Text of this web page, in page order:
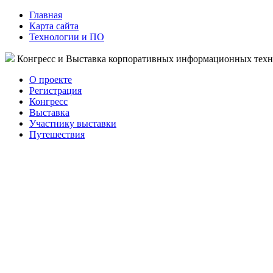
Главная
Карта сайта
Технологии и ПО
Конгресс и Выставка корпоративных информационных
О проекте
Регистрация
Конгресс
Выставка
Участнику выставки
Путешествия